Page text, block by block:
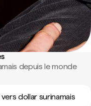
depuis le monde
dollar surinamais